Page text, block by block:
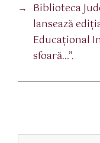
→ Biblioteca
lansează
Educațional
sfoară…”.